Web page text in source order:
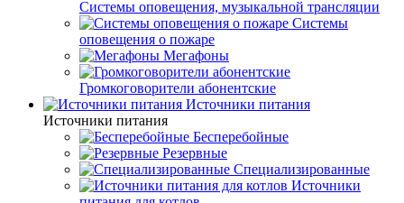
Системы оповещения, музыкальной трансляции
Системы
оповещения о пожаре
Мегафоны
Громкоговорители абонентские
Источники питания
Источники питания
Бесперебойные
Резервные
Специализированные
Источники